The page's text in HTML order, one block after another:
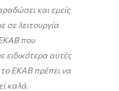
και εμείς
σε λειτουργία
που
ειδικότερα αυτές
το ΕΚΑΒ πρέπει να
καλά.